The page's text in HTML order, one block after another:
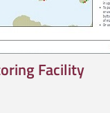
Facility